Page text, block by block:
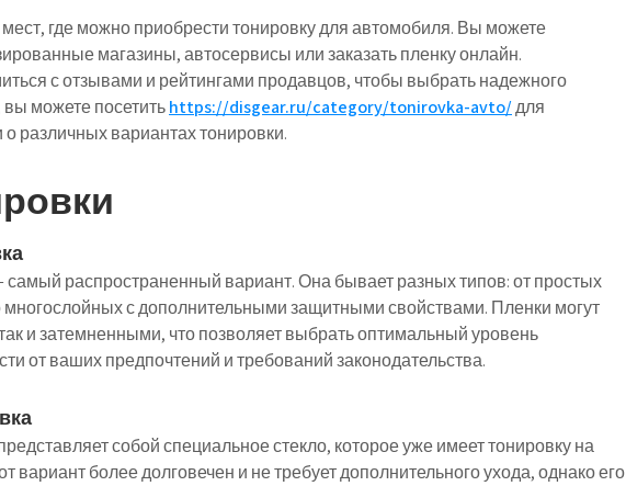
где можно приобрести тонировку для автомобиля. Вы можете
магазины, автосервисы или заказать пленку онлайн.
с отзывами и рейтингами продавцов, чтобы выбрать надежного
можете посетитьhttps://disgear.ru/category/tonirovka-avto/для
различных вариантах тонировки.
распространенный вариант. Она бывает разных типов: от простых
с дополнительными защитными свойствами. Пленки могут
и затемненными, что позволяет выбрать оптимальный уровень
от ваших предпочтений и требований законодательства.
собой специальное стекло, которое уже имеет тонировку на
вариант более долговечен и не требует дополнительного ухода, однако его